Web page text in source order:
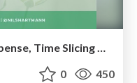
React 2018: Context API, Suspense, Time Slicing & mehr
0 450